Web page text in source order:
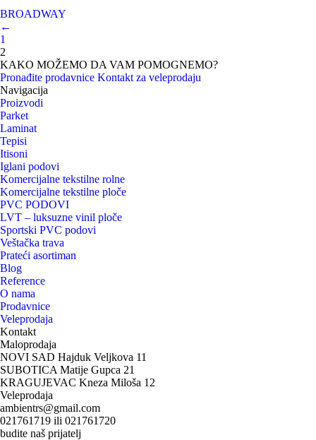
BROADWAY
←
1
2
KAKO MOŽEMO DA VAM POMOGNEMO?
Pronađite prodavnice Kontakt za veleprodaju
Navigacija
Proizvodi
Parket
Laminat
Tepisi
Itisoni
Iglani podovi
Komercijalne tekstilne rolne
Komercijalne tekstilne ploče
PVC PODOVI
LVT – luksuzne vinil ploče
Sportski PVC podovi
Veštačka trava
Prateći asortiman
Blog
Reference
O nama
Prodavnice
Veleprodaja
Kontakt
Maloprodaja
NOVI SAD Hajduk Veljkova 11
SUBOTICA Matije Gupca 21
KRAGUJEVAC Kneza Miloša 12
Veleprodaja
ambientrs@gmail.com
021761719 ili 021761720
budite naš prijatelj